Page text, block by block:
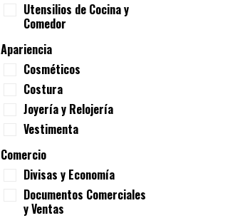
Utensilios de Cocina y
Comedor
Apariencia
Cosméticos
Costura
Joyería y Relojería
Vestimenta
Comercio
Divisas y Economía
Documentos Comerciales
y Ventas